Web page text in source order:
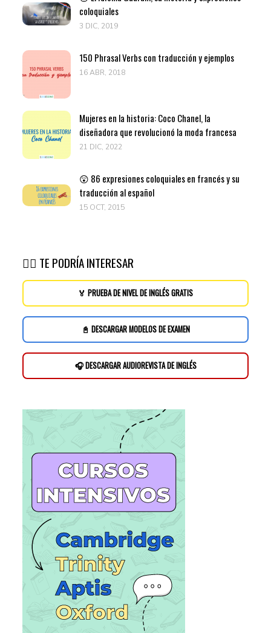
coloquiales
3 DIC, 2019
150 Phrasal Verbs con traducción y ejemplos
16 ABR, 2018
Mujeres en la historia: Coco Chanel, la
diseñadora que revolucionó la moda francesa
21 DIC, 2022
😲 86 expresiones coloquiales en francés y su
traducción al español
15 OCT, 2015
👉🏽 TE PODRÍA INTERESAR
🏅 PRUEBA DE NIVEL DE INGLÉS GRATIS
📓 DESCARGAR MODELOS DE EXAMEN
🎧 DESCARGAR AUDIOREVISTA DE INGLÉS